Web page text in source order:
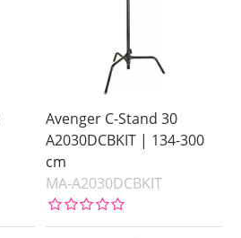
Avenger C-Stand 30
A2030DCBKIT | 134-300
cm
MA-A2030DCBKIT